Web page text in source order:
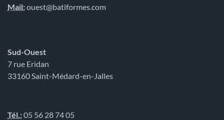
Mail:ouest@batiformes.com
Sud-Ouest
7 rue Eridan
33160 Saint-Médard-en-Jalles
Tél.:05 56 28 74 05